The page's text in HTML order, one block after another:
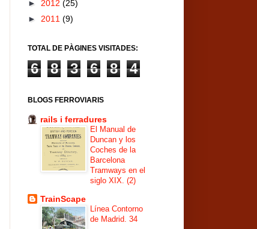
► 2012 (25)
► 2011 (9)
TOTAL DE PÀGINES VISITADES:
6 8 3 6 8 4
BLOGS FERROVIARIS
rails i ferradures
El Manual de
Duncan y los
Coches de la
Barcelona
Tramways en el
siglo XIX. (2)
TrainScape
Línea Contorno
de Madrid. 34